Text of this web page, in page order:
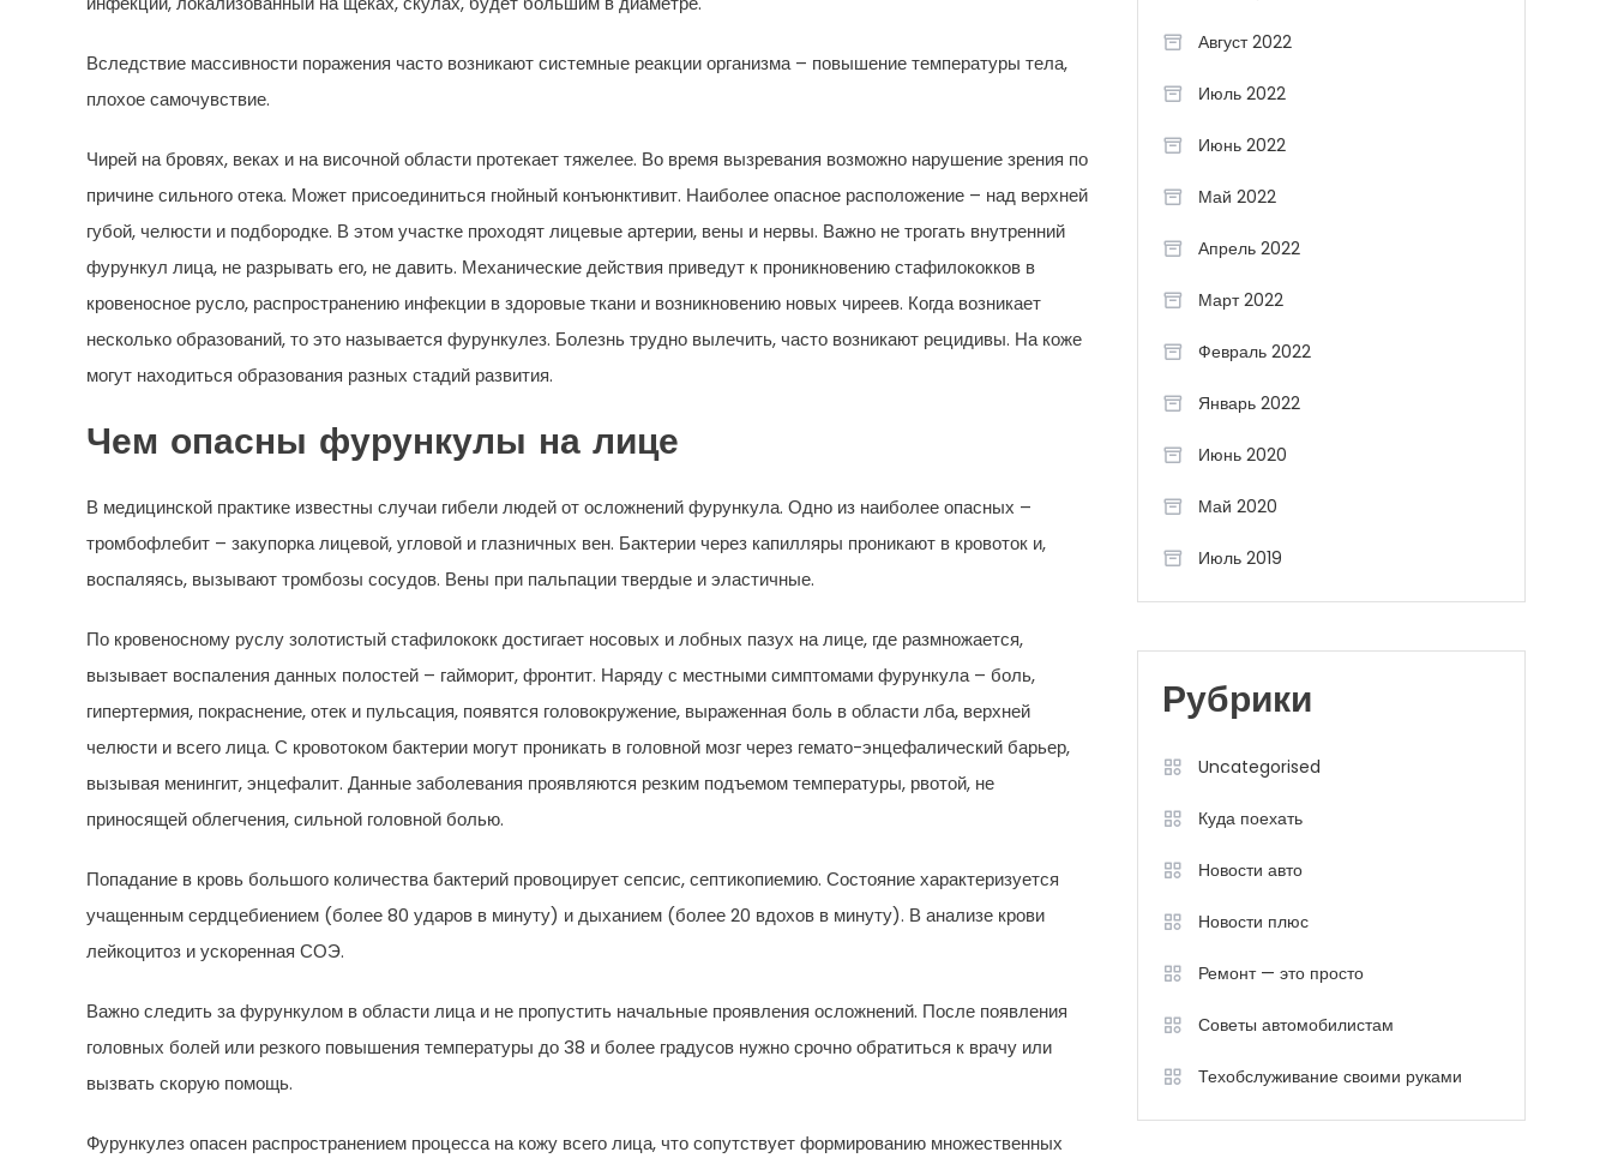
Вследствие массивности поражения часто возникают системные реакции организма – повышение температуры тела,
плохое самочувствие.
Чирей на бровях, веках и на височной области протекает тяжелее. Во время вызревания возможно нарушение зрения по
причине сильного отека. Может присоединиться гнойный конъюнктивит. Наиболее опасное расположение – над верхней
губой, челюсти и подбородке. В этом участке проходят лицевые артерии, вены и нервы. Важно не трогать внутренний
фурункул лица, не разрывать его, не давить. Механические действия приведут к проникновению стафилококков в
кровеносное русло, распространению инфекции в здоровые ткани и возникновению новых чиреев. Когда возникает
несколько образований, то это называется фурункулез. Болезнь трудно вылечить, часто возникают рецидивы. На коже
могут находиться образования разных стадий развития.
Чем опасны фурункулы на лице
В медицинской практике известны случаи гибели людей от осложнений фурункула. Одно из наиболее опасных –
тромбофлебит – закупорка лицевой, угловой и глазничных вен. Бактерии через капилляры проникают в кровоток и,
воспаляясь, вызывают тромбозы сосудов. Вены при пальпации твердые и эластичные.
По кровеносному руслу золотистый стафилококк достигает носовых и лобных пазух на лице, где размножается,
вызывает воспаления данных полостей – гайморит, фронтит. Наряду с местными симптомами фурункула – боль,
гипертермия, покраснение, отек и пульсация, появятся головокружение, выраженная боль в области лба, верхней
челюсти и всего лица. С кровотоком бактерии могут проникать в головной мозг через гемато-энцефалический барьер,
вызывая менингит, энцефалит. Данные заболевания проявляются резким подъемом температуры, рвотой, не
приносящей облегчения, сильной головной болью.
Попадание в кровь большого количества бактерий провоцирует сепсис, септикопиемию. Состояние характеризуется
учащенным сердцебиением (более 80 ударов в минуту) и дыханием (более 20 вдохов в минуту). В анализе крови
лейкоцитоз и ускоренная СОЭ.
Важно следить за фурункулом в области лица и не пропустить начальные проявления осложнений. После появления
головных болей или резкого повышения температуры до 38 и более градусов нужно срочно обратиться к врачу или
вызвать скорую помощь.
Фурункулез опасен распространением процесса на кожу всего лица, что сопутствует формированию множественных
Август 2022
Июль 2022
Июнь 2022
Май 2022
Апрель 2022
Март 2022
Февраль 2022
Январь 2022
Июнь 2020
Май 2020
Июль 2019
Рубрики
Uncategorised
Куда поехать
Новости авто
Новости плюс
Ремонт — это просто
Советы автомобилистам
Техобслуживание своими руками